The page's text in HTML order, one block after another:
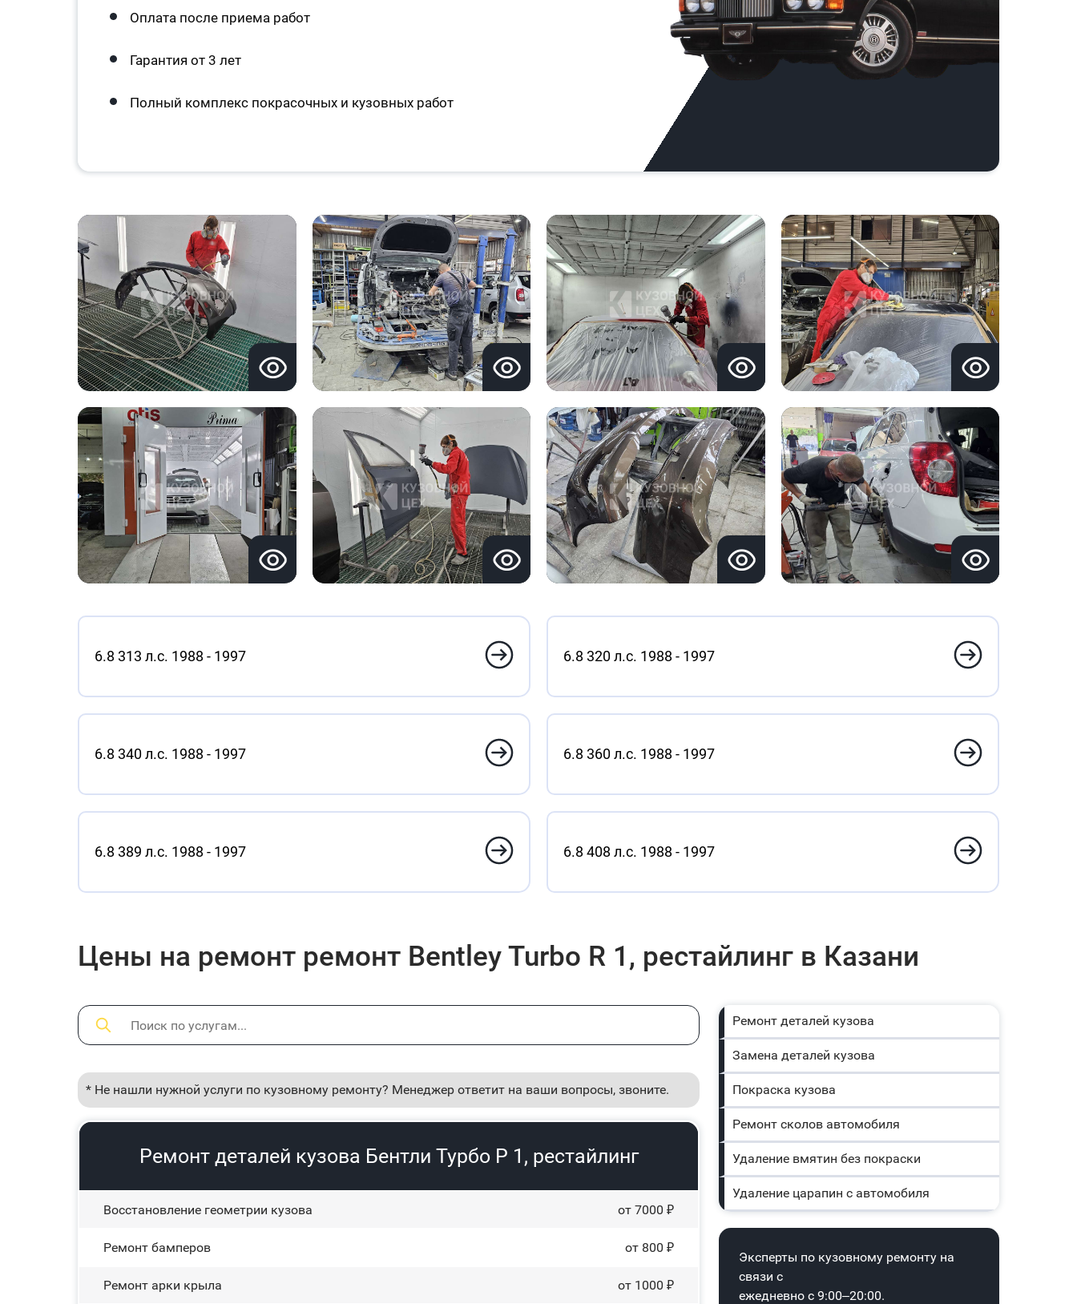
Оплата после приема работ
Гарантия от 3 лет
Полный комплекс покрасочных и кузовных работ
6.8 313 л.с. 1988 - 1997 6.8 320 л.с. 1988 - 1997
6.8 340 л.с. 1988 - 1997 6.8 360 л.с. 1988 - 1997
6.8 389 л.с. 1988 - 1997 6.8 408 л.с. 1988 - 1997
Цены на ремонт ремонт Bentley Turbo R 1, рестайлинг в Казани
* Не нашли нужной услуги по кузовному ремонту? Менеджер ответит на ваши вопросы, звоните.
Ремонт деталей кузова Бентли Турбо Р 1, рестайлинг
Восстановление геометрии кузова от 7000 ₽
Ремонт бамперов от 800 ₽
Ремонт арки крыла от 1000 ₽
Ремонт деталей кузова
Замена деталей кузова
Покраска кузова
Ремонт сколов автомобиля
Удаление вмятин без покраски
Удаление царапин с автомобиля
Эксперты по кузовному ремонту на
связи с
ежедневно с 9:00–20:00.